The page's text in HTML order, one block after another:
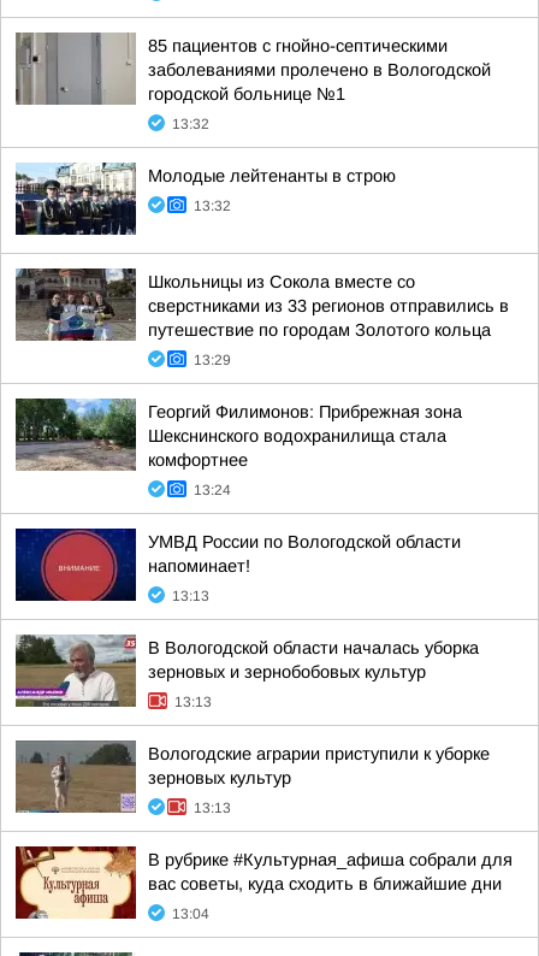
85 пациентов с гнойно-септическими
заболеваниями пролечено в Вологодской
городской больнице №1
13:32
Молодые лейтенанты в строю
13:32
Школьницы из Сокола вместе со
сверстниками из 33 регионов отправились в
путешествие по городам Золотого кольца
13:29
Георгий Филимонов: Прибрежная зона
Шекснинского водохранилища стала
комфортнее
13:24
УМВД России по Вологодской области
напоминает!
13:13
В Вологодской области началась уборка
зерновых и зернобобовых культур
13:13
Вологодские аграрии приступили к уборке
зерновых культур
13:13
В рубрике #Культурная_афиша собрали для
вас советы, куда сходить в ближайшие дни
13:04